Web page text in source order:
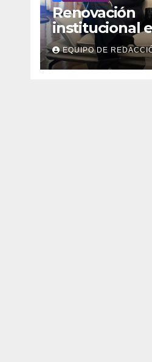
Renovación
institucional
Venezuela:
CNE serían
designados a
EQUIPO DE